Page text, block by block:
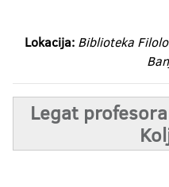
Lokacija: Biblioteka
Legat